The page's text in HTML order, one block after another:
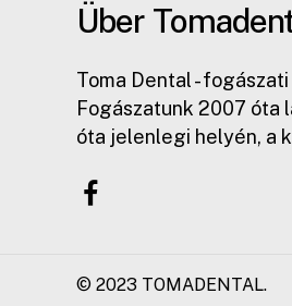
Über
Toma Dental -
Fogászatunk 2007 óta
óta jelenlegi helyén, a
© 2023 TOMADENTAL.